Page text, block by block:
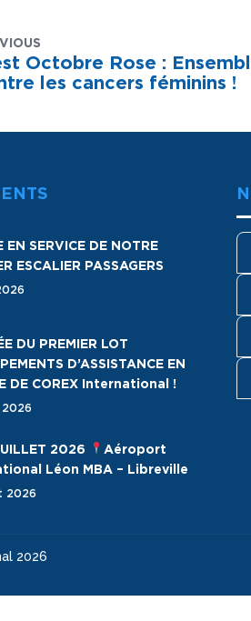
Octobre Rose :
les cancers féminins !
EN SERVICE DE NOTRE
ESCALIER PASSAGERS
DU PREMIER LOT
D’ASSISTANCE EN
DE COREX International !
2026
2026
Aéroport
Léon MBA – Libreville
2026
2026